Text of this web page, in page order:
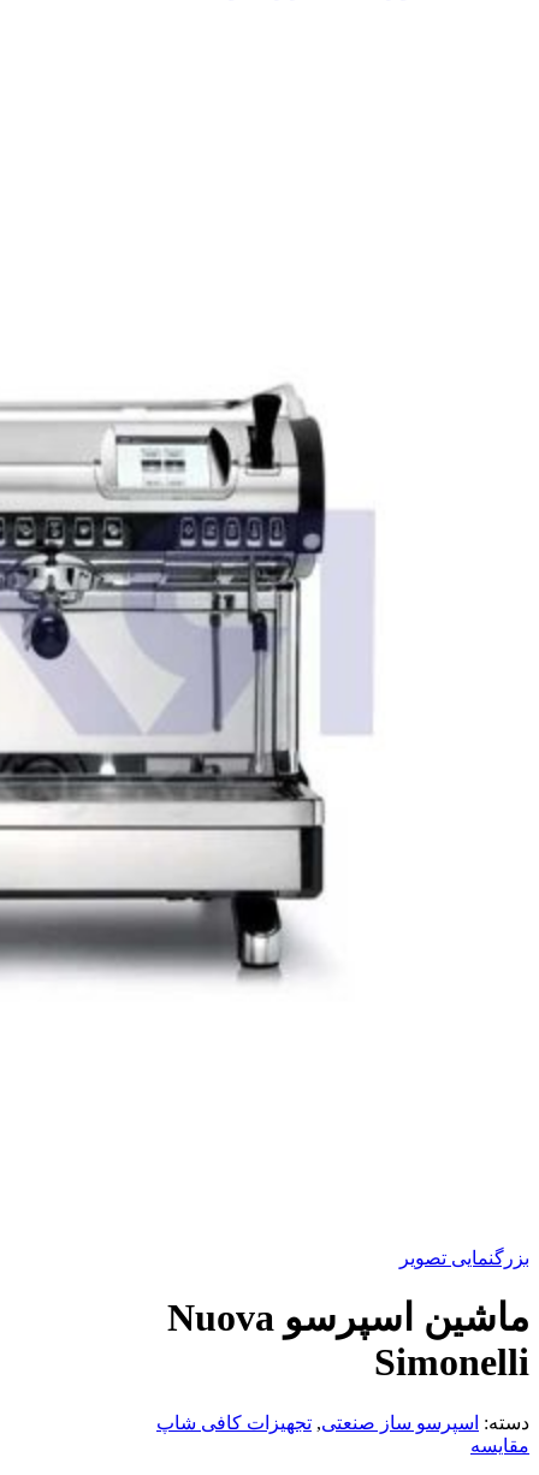
بزرگنمایی تصویر
ماشین اسپرسو Nuova
Simonelli
دسته: اسپرسو ساز صنعتی, تجهیزات کافی شاپ
مقایسه